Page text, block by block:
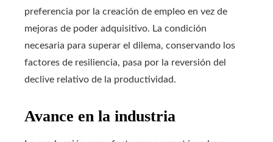
preferencia por la creación de empleo en vez de
mejoras de poder adquisitivo. La condición
necesaria para superar el dilema, conservando los
factores de resiliencia, pasa por la reversión del
declive relativo de la productividad.
Avance en la industria